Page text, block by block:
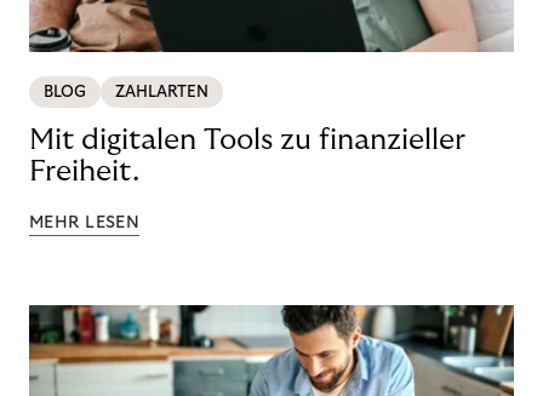
BLOG ZAHLARTEN
Mit digitalen Tools zu finanzieller
Freiheit.
MEHR LESEN